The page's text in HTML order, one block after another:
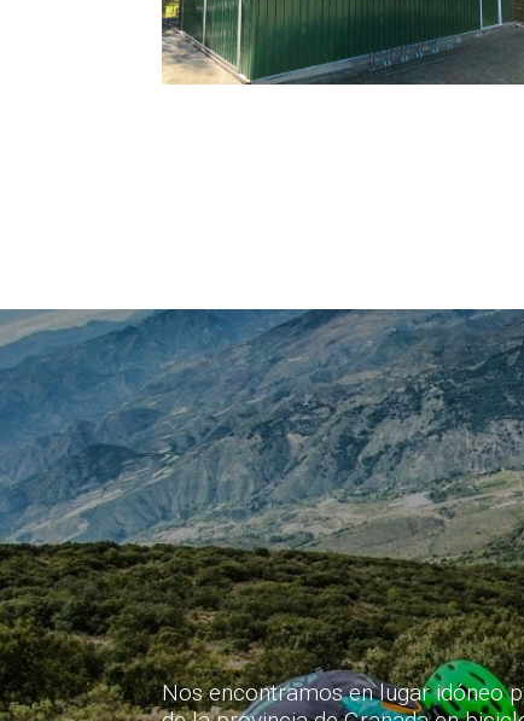
Nos encontramos en lugar idóneo